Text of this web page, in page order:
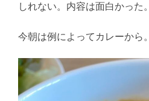
しれない。内容は面白かった。
今朝は例によってカレーから。